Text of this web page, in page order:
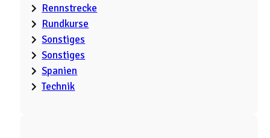
Rennstrecke
Rundkurse
Sonstiges
Sonstiges
Spanien
Technik